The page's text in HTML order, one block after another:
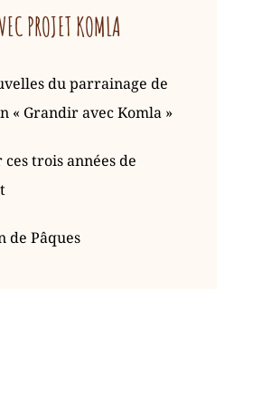
PROJET KOMLA
du parrainage de
« Grandir avec Komla »
trois années de
de Pâques